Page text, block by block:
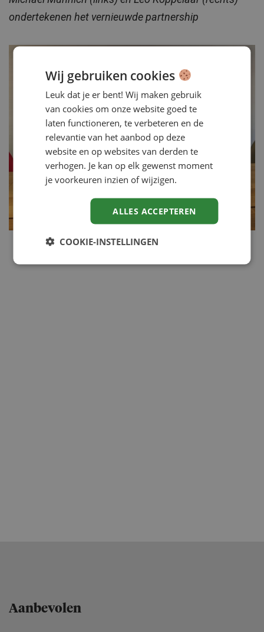
ondertekenen het vernieuwde partnership
Aanbevolen
Wij gebruiken cookies
Leuk dat je er bent! Wij maken gebruik
van cookies om onze website goed te
laten functioneren, te verbeteren en de
relevantie van het aanbod op deze
website en op websites van derden te
verhogen. Je kan op elk gewenst moment
je voorkeuren inzien of wijzigen.
ALLES ACCEPTEREN
COOKIE-INSTELLINGEN